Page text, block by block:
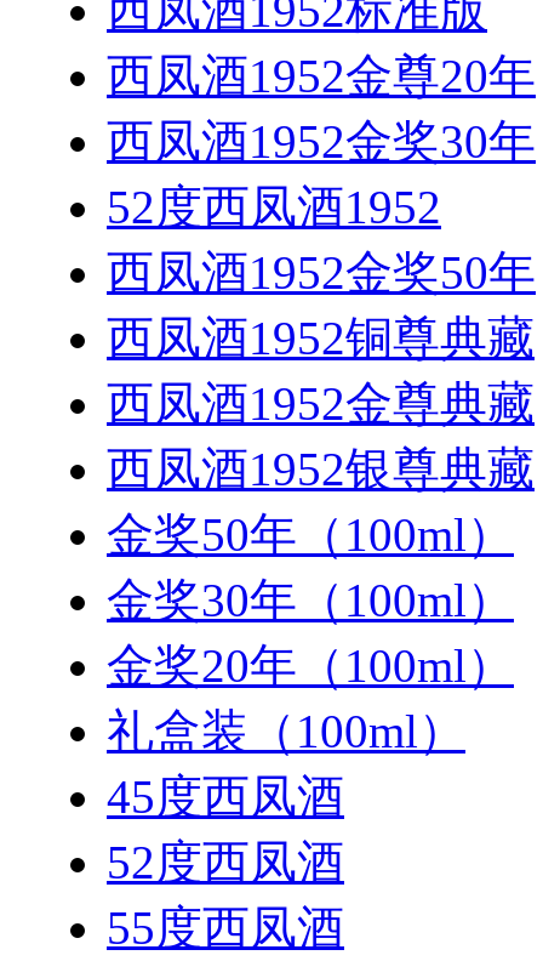
西凤酒1952金尊20年
西凤酒1952金奖30年
52度西凤酒1952
西凤酒1952金奖50年
西凤酒1952铜尊典藏
西凤酒1952金尊典藏
西凤酒1952银尊典藏
金奖50年（100ml）
金奖30年（100ml）
金奖20年（100ml）
礼盒装（100ml）
45度西凤酒
52度西凤酒
55度西凤酒